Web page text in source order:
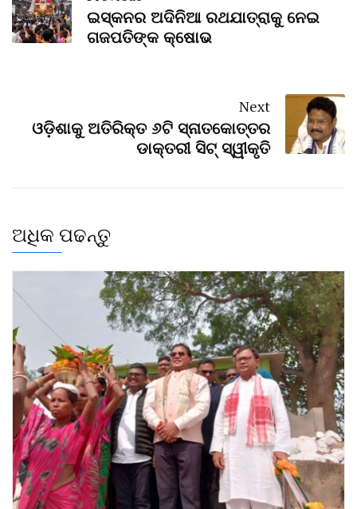
ଇସ୍କନର ଅଦିନିଆ ରଥଯାତ୍ରାକୁ ନେଇ
ଗଜପତିଙ୍କ କ୍ଷୋଭ
Next
ଓଡ଼ିଶାକୁ ଅତିରିକ୍ତ ୬ଟି ସ୍ନାତକୋତ୍ତର
ଡାକ୍ତରୀ ସିଟ୍ ସ୍ୱୀକୃତି
ଅଧିକ ପଢନ୍ତୁ